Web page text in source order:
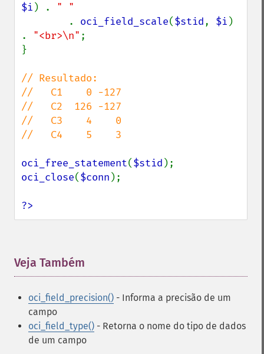
$i ) . " "
. oci_field_scale($stid, $i )
. "<br>\n" ;
}
// Resultado:
//   C1    0 -127
//   C2  126 -127
//   C3    4    0
//   C4    5    3
oci_free_statement($stid
oci_close($conn );
?>
Veja Também
oci_field_precision() - Informa a precisão de um
campo
oci_field_type() - Retorna o nome do tipo de dados
de um campo